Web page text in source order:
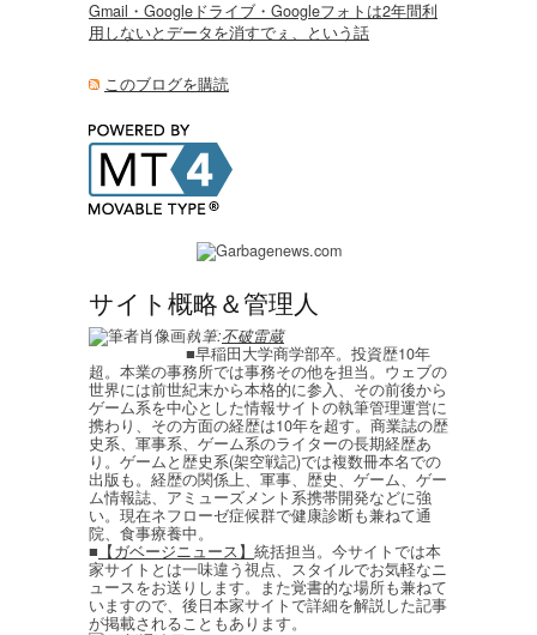
Gmail・Googleドライブ・Googleフォトは2年間利
用しないとデータを消すでぇ、という話
このブログを購読
サイト概略＆管理人
執筆:不破雷蔵
■早稲田大学商学部卒。投資歴10年
超。本業の事務所では事務その他を担当。ウェブの
世界には前世紀末から本格的に参入、その前後から
ゲーム系を中心とした情報サイトの執筆管理運営に
携わり、その方面の経歴は10年を超す。商業誌の歴
史系、軍事系、ゲーム系のライターの長期経歴あ
り。ゲームと歴史系(架空戦記)では複数冊本名での
出版も。経歴の関係上、軍事、歴史、ゲーム、ゲー
ム情報誌、アミューズメント系携帯開発などに強
い。現在ネフローゼ症候群で健康診断も兼ねて通
院、食事療養中。
■ 【ガベージニュース】 統括担当。今サイトでは本
家サイトとは一味違う視点、スタイルでお気軽なニ
ュースをお送りします。また覚書的な場所も兼ねて
いますので、後日本家サイトで詳細を解説した記事
が掲載されることもあります。